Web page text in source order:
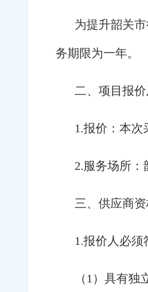
为提升韶关
务期限为一年。
二、项目报
1.报价：本次
2.服务场所：
三、供应商
1.报价人必须
（1）具有独